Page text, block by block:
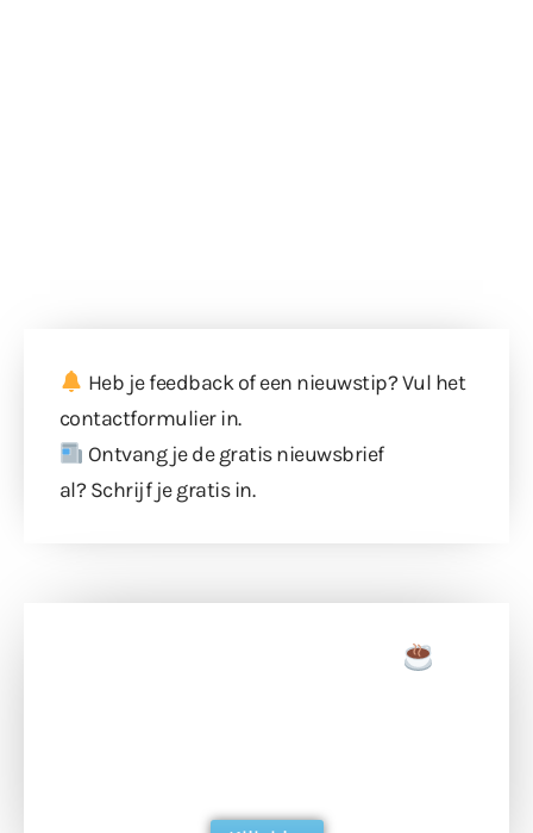
Heb je feedback of een nieuwstip? Vul het
contactformulierin.
Ontvang je de gratis nieuwsbrief
al? Schrijf je gratis in.